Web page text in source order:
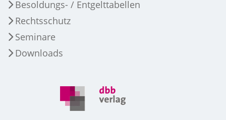
Besoldungs- / Entgelttabellen
Rechtsschutz
Seminare
Downloads